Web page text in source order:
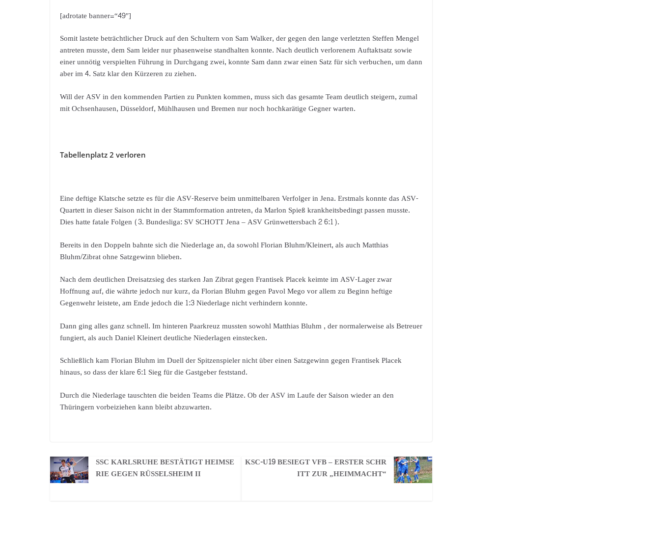
[adrotate banner=“49″]
Somit lastete beträchtlicher Druck auf den Schultern von Sam Walker, der gegen den lange verletzten Steffen Mengel
antreten musste, dem Sam leider nur phasenweise standhalten konnte. Nach deutlich verlorenem Auftaktsatz sowie
einer unnötig verspielten Führung in Durchgang zwei, konnte Sam dann zwar einen Satz für sich verbuchen, um dann
aber im 4. Satz klar den Kürzeren zu ziehen.
Will der ASV in den kommenden Partien zu Punkten kommen, muss sich das gesamte Team deutlich steigern, zumal
mit Ochsenhausen, Düsseldorf, Mühlhausen und Bremen nur noch hochkarätige Gegner warten.
Tabellenplatz 2 verloren
Eine deftige Klatsche setzte es für die ASV-Reserve beim unmittelbaren Verfolger in Jena. Erstmals konnte das ASV-
Quartett in dieser Saison nicht in der Stammformation antreten, da Marlon Spieß krankheitsbedingt passen musste.
Dies hatte fatale Folgen (3. Bundesliga: SV SCHOTT Jena – ASV Grünwettersbach 2 6:1).
Bereits in den Doppeln bahnte sich die Niederlage an, da sowohl Florian Bluhm/Kleinert, als auch Matthias
Bluhm/Zibrat ohne Satzgewinn blieben.
Nach dem deutlichen Dreisatzsieg des starken Jan Zibrat gegen Frantisek Placek keimte im ASV-Lager zwar
Hoffnung auf, die währte jedoch nur kurz, da Florian Bluhm gegen Pavol Mego vor allem zu Beginn heftige
Gegenwehr leistete, am Ende jedoch die 1:3 Niederlage nicht verhindern konnte.
Dann ging alles ganz schnell. Im hinteren Paarkreuz mussten sowohl Matthias Bluhm , der normalerweise als Betreuer
fungiert, als auch Daniel Kleinert deutliche Niederlagen einstecken.
Schließlich kam Florian Bluhm im Duell der Spitzenspieler nicht über einen Satzgewinn gegen Frantisek Placek
hinaus, so dass der klare 6:1 Sieg für die Gastgeber feststand.
Durch die Niederlage tauschten die beiden Teams die Plätze. Ob der ASV im Laufe der Saison wieder an den
Thüringern vorbeiziehen kann bleibt abzuwarten.
SSC KARLSRUHE BESTÄTIGT HEIMSE
RIE GEGEN RÜSSELSHEIM II
KSC-U19 BESIEGT VFB – ERSTER SCHR
ITT ZUR „HEIMMACHT“